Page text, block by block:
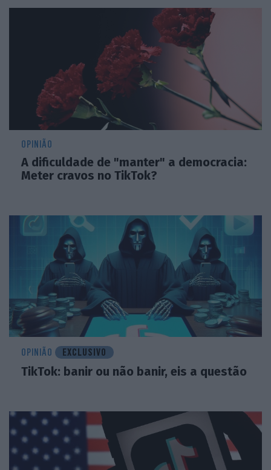
OPINIÃO
A dificuldade de "manter" a democracia:
Meter cravos no TikTok?
OPINIÃO EXCLUSIVO
TikTok: banir ou não banir, eis a questão